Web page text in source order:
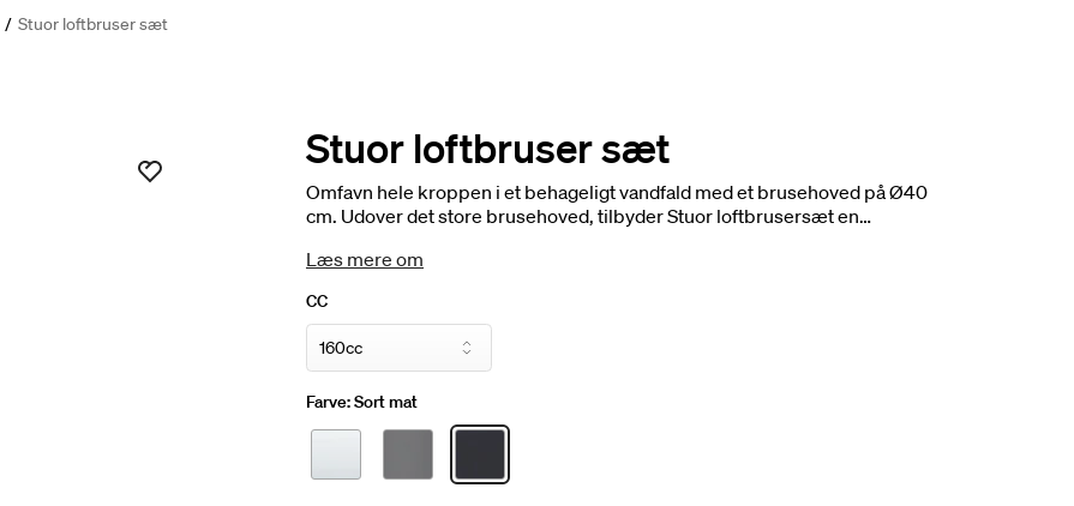
/ Stuor loftbruser sæt
Stuor loftbruser sæt
Omfavn hele kroppen i et behageligt vandfald med et brusehoved på Ø40
cm. Udover det store brusehoved, tilbyder Stuor loftbrusersæt en
cylindrisk håndbruser med komplet brusebad. Akslen er justerbar i højden
Læs mere om
CC
Farve:Sort mat